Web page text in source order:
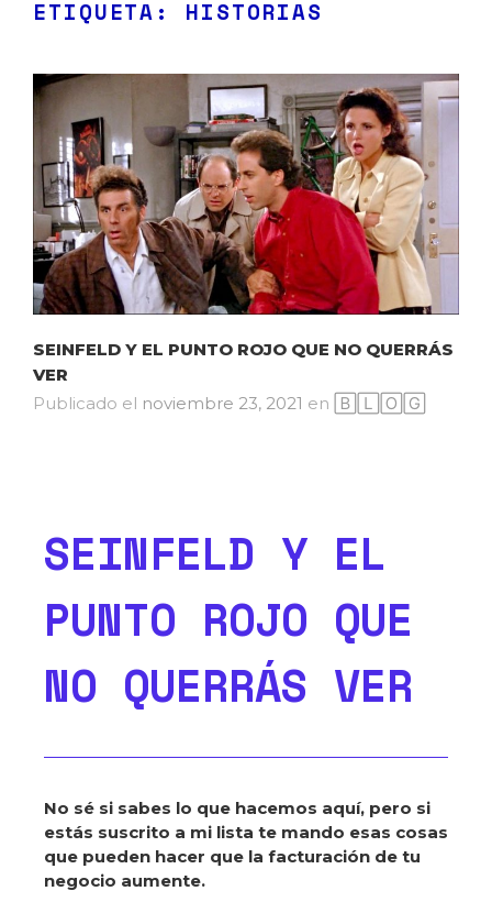
ETIQUETA: HISTORIAS
SEINFELD Y EL PUNTO ROJO QUE NO QUERRÁS
VER
Publicado el noviembre 23, 2021 en 🄱🄻🄾🄶
SEINFELD Y EL
PUNTO ROJO QUE
NO QUERRÁS VER
No sé si sabes lo que hacemos aquí, pero si
estás suscrito a mi lista te mando esas cosas
que pueden hacer que la facturación de tu
negocio aumente.